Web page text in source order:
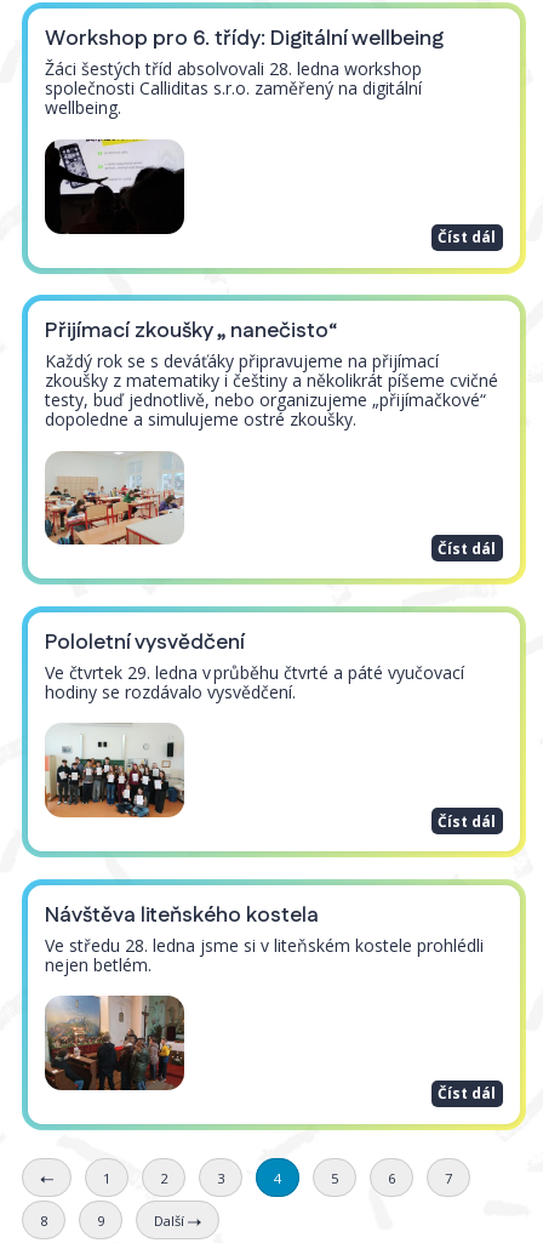
Workshop pro 6. třídy: Digitální wellbeing
Žáci šestých tříd absolvovali 28. ledna workshop
společnosti Calliditas s.r.o. zaměřený na digitální
wellbeing.
Číst dál
Přijímací zkoušky „ nanečisto“
Každý rok se s deváťáky připravujeme na přijímací
zkoušky z matematiky i češtiny a několikrát píšeme cvičné
testy, buď jednotlivě, nebo organizujeme „přijímačkové“
dopoledne a simulujeme ostré zkoušky.
Číst dál
Pololetní vysvědčení
Ve čtvrtek 29. ledna v průběhu čtvrté a páté vyučovací
hodiny se rozdávalo vysvědčení.
Číst dál
Návštěva liteňského kostela
Ve středu 28. ledna jsme si v liteňském kostele prohlédli
nejen betlém.
Číst dál
1 2 3 4 5 6 7
8 9 Další